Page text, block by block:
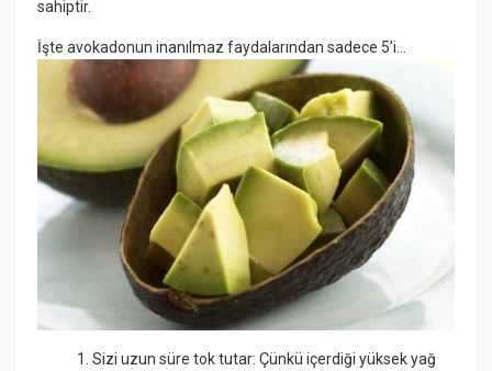
sahiptir.
İşte avokadonun inanılmaz faydalarından sadece 5’i…
Sizi uzun süre tok tutar: Çünkü içerdiği yüksek yağ